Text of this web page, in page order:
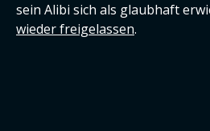
sein Alibi sich als glaubhaft
wieder freigelassen.